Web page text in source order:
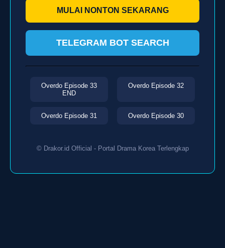
MULAI NONTON SEKARANG
TELEGRAM BOT SEARCH
Overdo Episode 33
END
Overdo Episode 32
Overdo Episode 31 Overdo Episode 30
© Drakor.id Official - Portal Drama Korea Terlengkap